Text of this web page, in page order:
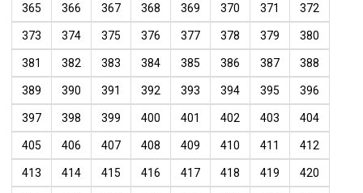
365 366 367 368 369 370 371 372
373 374 375 376 377 378 379 380
381 382 383 384 385 386 387 388
389 390 391 392 393 394 395 396
397 398 399 400 401 402 403 404
405 406 407 408 409 410 411 412
413 414 415 416 417 418 419 420